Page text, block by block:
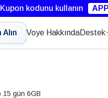
Kupon kodunu kullanın
Alın Voye HakkındaDestek
15 gün 6GB